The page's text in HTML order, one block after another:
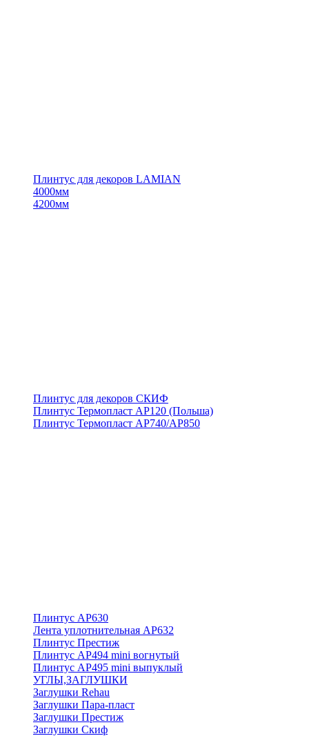
Плинтус для декоров LAMIAN
4000мм
4200мм
Плинтус для декоров СКИФ
Плинтус Термопласт АР120 (Польша)
Плинтус Термопласт АР740/АР850
Плинтус АР630
Лента уплотнительная АР632
Плинтус Престиж
Плинтус АР494 mini вогнутый
Плинтус АР495 mini выпуклый
УГЛЫ,ЗАГЛУШКИ
Заглушки Rehau
Заглушки Пара-пласт
Заглушки Престиж
Заглушки Скиф